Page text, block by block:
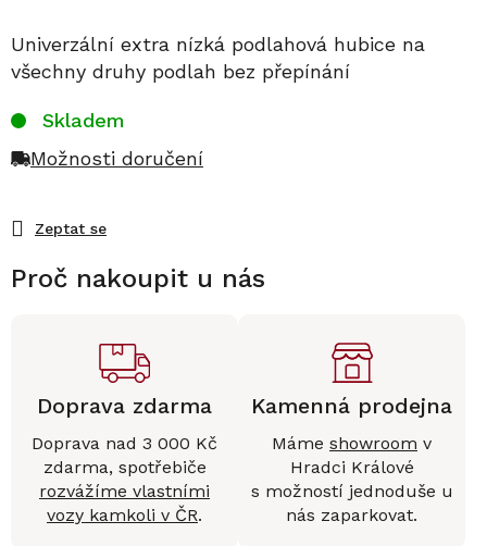
Univerzální extra nízká podlahová hubice na
všechny druhy podlah bez přepínání
Zeptat se
Skladem
Možnosti doručení
Proč nakoupit u nás
Doprava zdarma
Doprava nad 3 000 Kč
zdarma, spotřebiče
rozvážíme vlastními
vozy kamkoli v ČR.
Kamenná prodejna
Máme showroom v
Hradci Králové
s možností jednoduše u
nás zaparkovat.